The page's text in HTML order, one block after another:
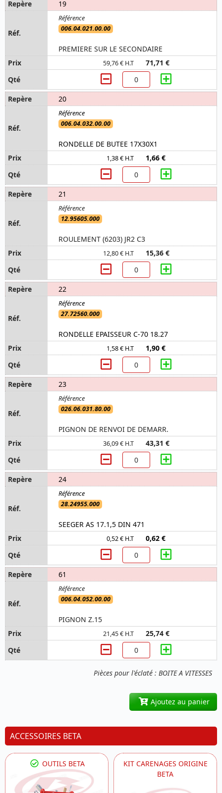
Pièces pour l'éclaté : BOITE A VITESSES
19
006.04.021.00.00
PREMIERE SUR LE SECONDAIRE
59,76 € H.T 71,71 €
20
006.04.032.00.00
RONDELLE DE BUTEE 17X30X1
1,38 € H.T 1,66 €
21
12.95605.000
ROULEMENT (6203) JR2 C3
12,80 € H.T 15,36 €
22
27.72560.000
RONDELLE EPAISSEUR C-70 18.27
1,58 € H.T 1,90 €
23
026.06.031.80.00
PIGNON DE RENVOI DE DEMARR.
36,09 € H.T 43,31 €
24
28.24955.000
SEEGER AS 17.1,5 DIN 471
0,52 € H.T 0,62 €
61
006.04.052.00.00
PIGNON Z.15
21,45 € H.T 25,74 €
Ajoutez au panier
ACCESSOIRES BETA
OUTILS BETA
KIT CARENAGES ORIGINE
BETA